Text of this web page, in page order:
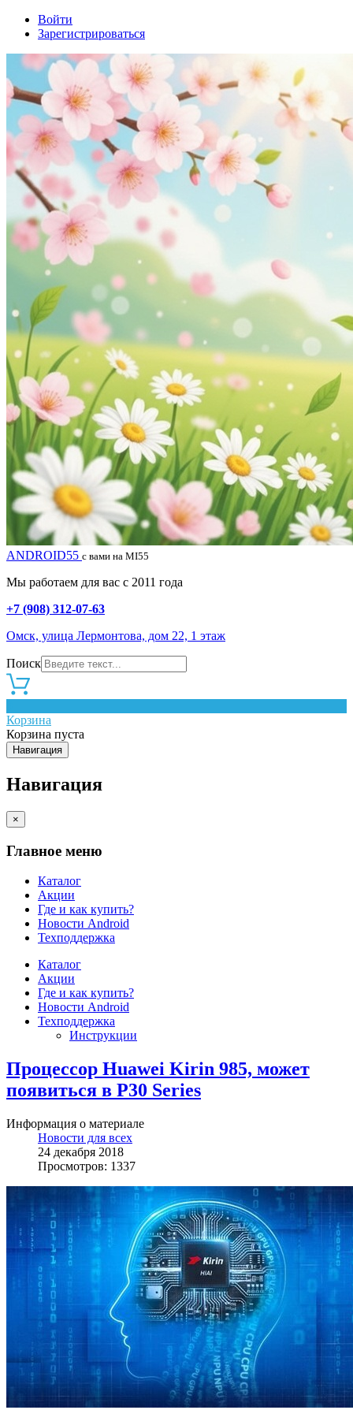
Войти
Зарегистрироваться
ANDROID55 с вами на MI55
Мы работаем для вас с 2011 года
+7 (908) 312-07-63
Омск, улица Лермонтова, дом 22, 1 этаж
Поиск
Корзина
Корзина пуста
Навигация
Навигация
×
Главное меню
Каталог
Акции
Где и как купить?
Новости Android
Техподдержка
Каталог
Акции
Где и как купить?
Новости Android
Техподдержка
Инструкции
Процессор Huawei Kirin 985, может
появиться в P30 Series
Информация о материале
Новости для всех
24 декабря 2018
Просмотров: 1337